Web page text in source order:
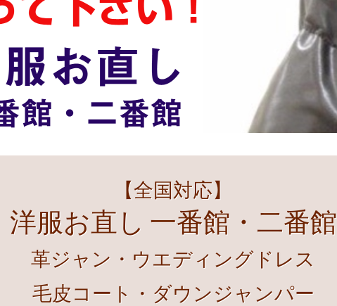
【全国対応】
洋服お直し 一番館・二番館
革ジャン・ ウエディングドレス
毛皮コート ・ダウンジャンパー